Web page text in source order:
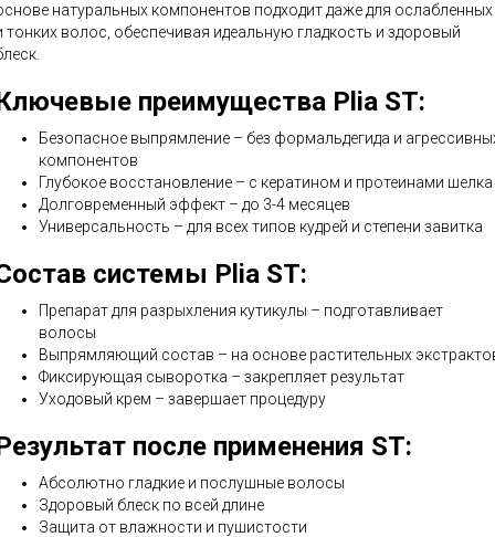
натуральных компонентов подходит даже для ослабленных
тонких волос, обеспечивая идеальную гладкость и здоровый
преимущества Plia ST:
Безопасное выпрямление – без формальдегида и
компонентов
Глубокое восстановление – с кератином и протеинами шелка
Долговременный эффект – до 3-4 месяцев
Универсальность – для всех типов кудрей и степени завитка
системы Plia ST:
Препарат для разрыхления кутикулы – подготавливает
волосы
Выпрямляющий состав – на основе растительных
Фиксирующая сыворотка – закрепляет результат
Уходовый крем – завершает процедуру
после применения ST:
Абсолютно гладкие и послушные волосы
Здоровый блеск по всей длине
Защита от влажности и пушистости